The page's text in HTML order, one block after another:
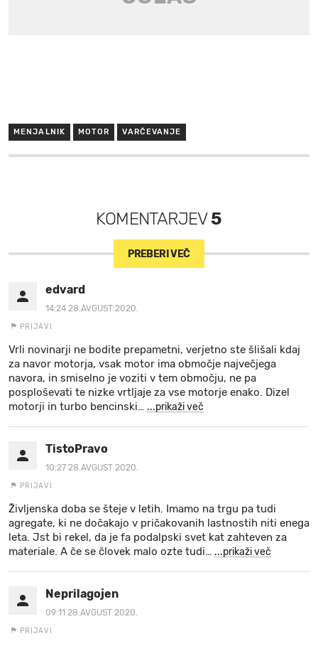
MENJALNIK MOTOR VARČEVANJE
KOMENTARJEV5
PREBERI VEČ
edvard
14:24 28.AVGUST 2020.
PRIJAVI
Vrli novinarji ne bodite prepametni, verjetno ste šlišali kdaj
za navor motorja, vsak motor ima območje največjega
navora, in smiselno je voziti v tem območju, ne pa
posploševati te nizke vrtljaje za vse motorje enako. Dizel
motorji in turbo bencinski… ...prikaži več
TistoPravo
10:27 28.AVGUST 2020.
PRIJAVI
Življenska doba se šteje v letih. Imamo na trgu pa tudi
agregate, ki ne dočakajo v pričakovanih lastnostih niti enega
leta. Jst bi rekel, da je fa podalpski svet kat zahteven za
materiale. A če se človek malo ozte tudi… ...prikaži več
Neprilagojen
09:11 28.AVGUST 2020.
PRIJAVI